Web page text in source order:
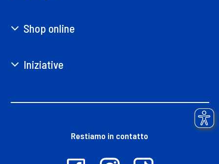
Shop online
Iniziative
Restiamo in contatto